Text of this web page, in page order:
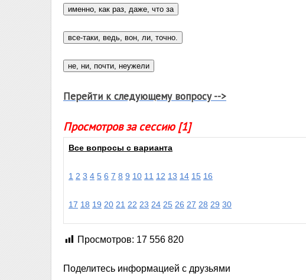
Перейти к следующему вопросу -->
Просмотров за сессию [1]
Все вопросы с варианта
1 2 3 4 5 6 7 8 9 10 11 12 13 14 15 16
17 18 19 20 21 22 23 24 25 26 27 28 29 30
Просмотров: 17 556 820
Поделитесь информацией с друзьями